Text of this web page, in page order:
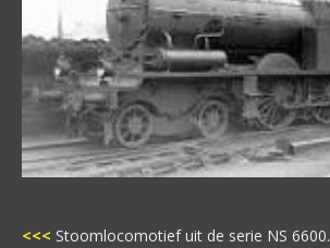
<<< Stoomlocomotief uit de serie NS 6600.